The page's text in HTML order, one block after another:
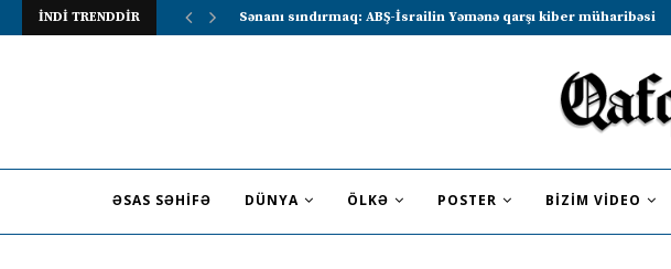
İNDİ TRENDDİR Lavrov Suriya prezidentini Rusiya–Ərəb sammitində iştirak
ƏSAS SƏHIFƏ DÜNYA ÖLKƏ POSTER BIZIM VIDEO